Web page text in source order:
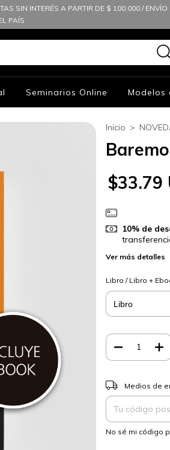
SIN INTERÉS A PARTIR DE $ 100.000 / ENVÍO
PAÍS
Seminarios Online Modelos
Inicio >
$33.79
10% de
Ver más detalles
Libro / Libro +
Entregas para el
Medios de
No sé mi código